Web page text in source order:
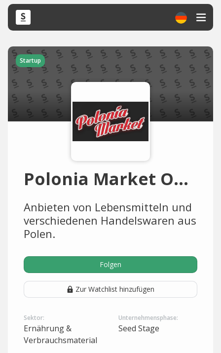
Startup
Polonia Market Online Shop
Anbieten von Lebensmitteln und
verschiedenen Handelswaren aus
Polen.
Folgen
Zur Watchlist hinzufügen
Sektor:
Ernährung &
Verbrauchsmaterial
Unternehmensphase:
Seed Stage